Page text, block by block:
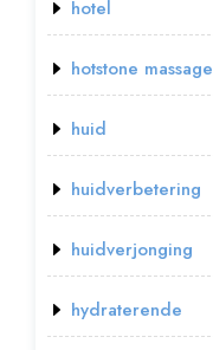
hotel
hotstone massage
huid
huidverbetering
huidverjonging
hydraterende